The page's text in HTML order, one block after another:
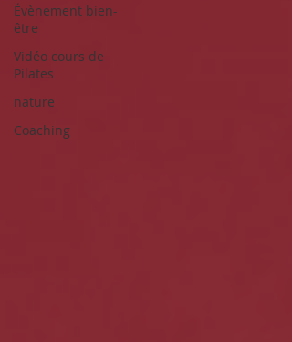
Évènement bien-
être
Vidéo cours de
Pilates
nature
Coaching